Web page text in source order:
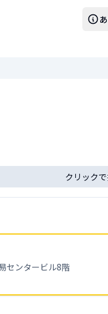
クリック
センタービル8階